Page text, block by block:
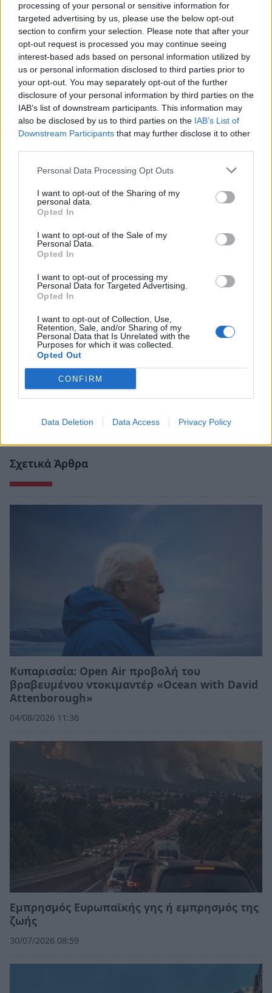
processing of your personal or sensitive information for
targeted advertising by us, please use the below opt-out
section to confirm your selection. Please note that after your
opt-out request is processed you may continue seeing
interest-based ads based on personal information utilized by
us or personal information disclosed to third parties prior to
your opt-out. You may separately opt-out of the further
disclosure of your personal information by third parties on the
IAB’s list of downstream participants. This information may
also be disclosed by us to third parties on the IAB’s List of
Downstream Participants that may further disclose it to other
Personal Data Processing Opt Outs
I want to opt-out of the Sharing of my
personal data.
Opted In
I want to opt-out of the Sale of my
Personal Data.
Opted In
I want to opt-out of processing my
Personal Data for Targeted Advertising.
Opted In
I want to opt-out of Collection, Use,
Retention, Sale, and/or Sharing of my
Personal Data that Is Unrelated with the
Purposes for which it was collected.
Opted Out
CONFIRM
Data Deletion Data Access Privacy Policy
TAGS: ΠΕΡΙΒΑΛΛΟΝ
Σχετικά Άρθρα
Κυπαρισσία: Open Air προβολή του
βραβευμένου ντοκιμαντέρ «Ocean with David
Attenborough»
04/08/2026 11:36
Εμπρησμός Ευρωπαϊκής γης ή εμπρησμός της
ζωής
30/07/2026 08:59